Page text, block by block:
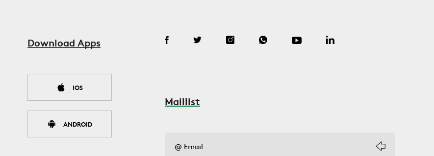
Download Apps
IOS
ANDROID
Maillist